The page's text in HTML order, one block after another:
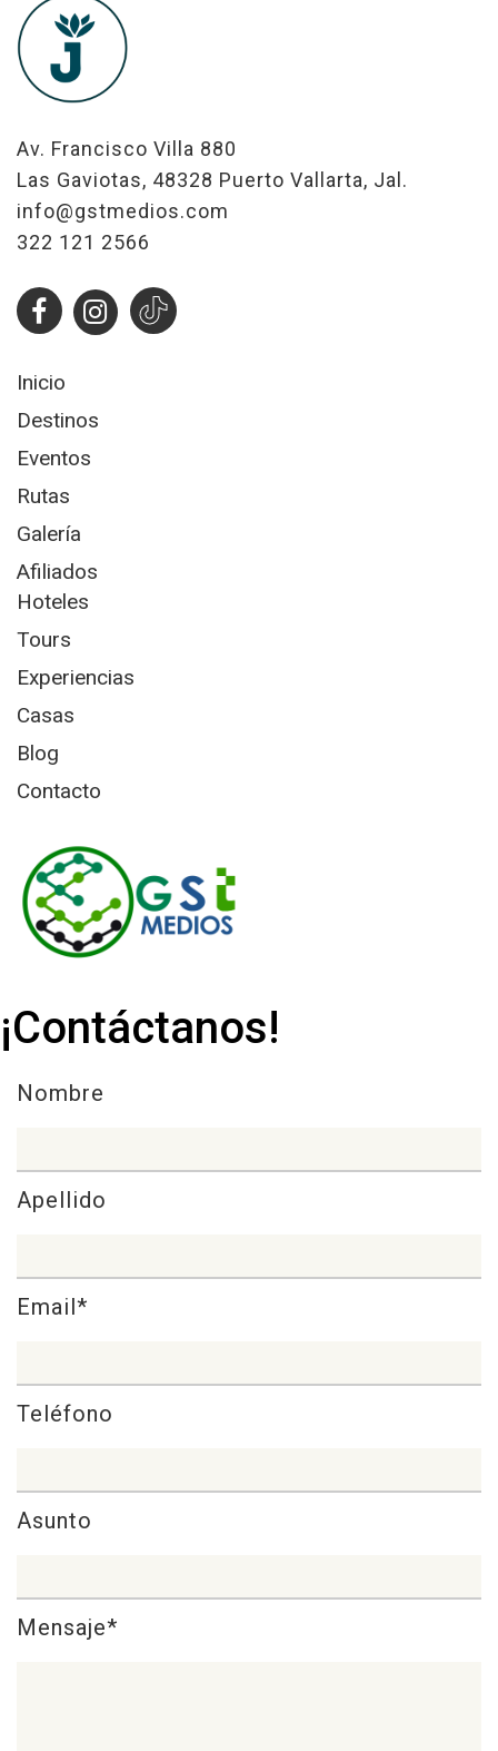
Av. Francisco Villa 880
Las Gaviotas, 48328 Puerto Vallarta, Jal.
info@gstmedios.com
322 121 2566
Inicio
Destinos
Eventos
Rutas
Galería
Afiliados
Hoteles
Tours
Experiencias
Casas
Blog
Contacto
¡Contáctanos!
Nombre
Apellido
Email*
Teléfono
Asunto
Mensaje*